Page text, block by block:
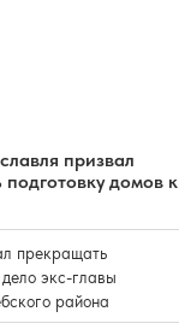
призвал
подготовку домов к
прекращать
экс-главы
района